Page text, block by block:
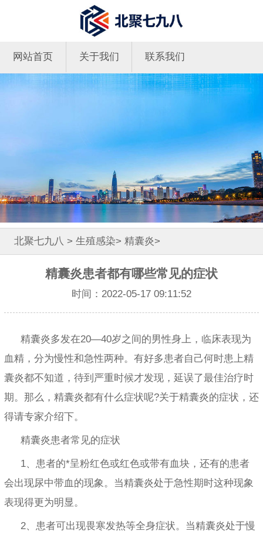
网站首页 关于我们 联系我们
北聚七九八 > 生殖感染> 精囊炎>
精囊炎患者都有哪些常见的症状
时间：2022-05-17 09:11:52
精囊炎多发在20—40岁之间的男性身上，临床表现为
血精，分为慢性和急性两种。有好多患者自己何时患上精
囊炎都不知道，待到严重时候才发现，延误了最佳治疗时
期。那么，精囊炎都有什么症状呢?关于精囊炎的症状，还
得请专家介绍下。
精囊炎患者常见的症状
1、患者的*呈粉红色或红色或带有血块，还有的患者
会出现尿中带血的现象。当精囊炎处于急性期时这种现象
表现得更为明显。
2、患者可出现畏寒发热等全身症状。当精囊炎处于慢